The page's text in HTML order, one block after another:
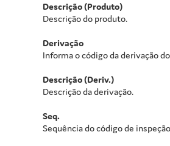
Descrição (Produto)
Descrição do produto.
Derivação
Informa o código da derivação
Descrição (Deriv.)
Descrição da derivação.
Seq.
Sequência do código de